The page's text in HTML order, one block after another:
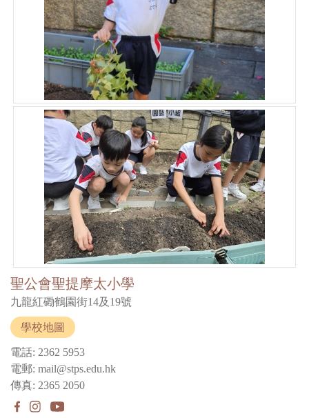
聖公會聖提摩太小學
九龍紅磡鶴園街14及19號
學校地圖
電話: 2362 5953
電郵: mail@stps.edu.hk
傳真: 2365 2050